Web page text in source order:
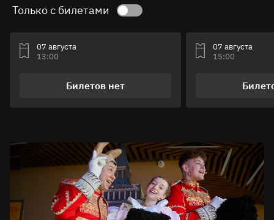
Только с билетами
07 августа
13:00
Билетов нет
07 августа
15:00